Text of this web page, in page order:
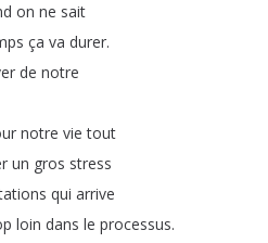
on ne sait
ça va durer.
de notre
notre vie tout
un gros stress
qui arrive
loin dans le processus.